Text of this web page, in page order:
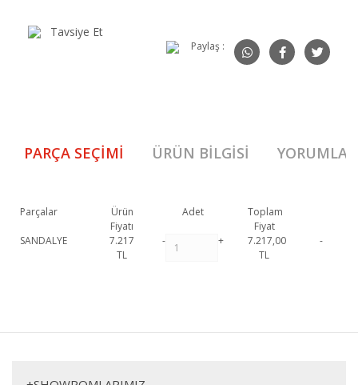
Tavsiye Et
Paylaş :
PARÇA SEÇIMI ÜRÜN BILGISI YORUMLAR
Parçalar
Ürün
Fiyatı
Adet
Toplam
Fiyat
SANDALYE
7.217
TL
- +
7.217,00
TL
-
Estella Sandalye